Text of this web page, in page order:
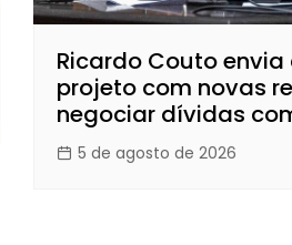
Ricardo Couto envia
projeto com novas
negociar dívidas
5 de agosto de 2026